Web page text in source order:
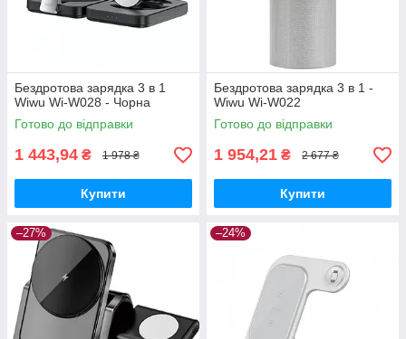
Бездротова зарядка 3 в 1
Wiwu Wi-W028 - Чорна
Готово до відправки
1 443,94 ₴ 1 978 ₴
Купити
Бездротова зарядка 3 в 1 -
Wiwu Wi-W022
Готово до відправки
1 954,21 ₴ 2 677 ₴
Купити
–27% –24%